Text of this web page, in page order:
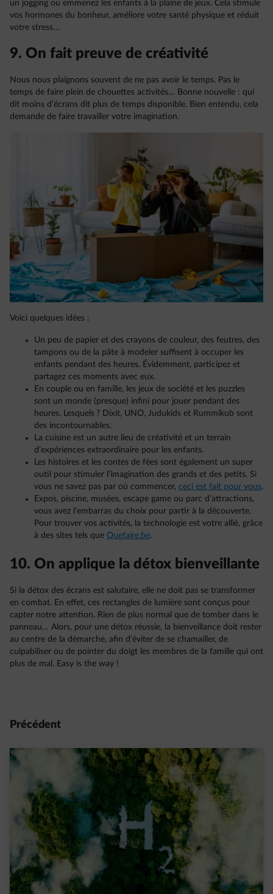
un jogging ou emmenez les enfants à la plaine de jeux. Cela stimule
vos hormones du bonheur, améliore votre santé physique et réduit
votre stress…
9. On fait preuve de créativité
Nous nous plaignons souvent de ne pas avoir le temps. Pas le
temps de faire plein de chouettes activités… Bonne nouvelle : qui
dit moins d’écrans dit plus de temps disponible. Bien entendu, cela
demande de faire travailler votre imagination.
Voici quelques idées :
Un peu de papier et des crayons de couleur, des feutres, des
tampons ou de la pâte à modeler suffisent à occuper les
enfants pendant des heures. Évidemment, participez et
partagez ces moments avec eux.
En couple ou en famille, les jeux de société et les puzzles
sont un monde (presque) infini pour jouer pendant des
heures. Lesquels ? Dixit, UNO, Judukids et Rummikub sont
des incontournables.
La cuisine est un autre lieu de créativité et un terrain
d’expériences extraordinaire pour les enfants.
Les histoires et les contes de fées sont également un super
outil pour stimuler l’imagination des grands et des petits. Si
vous ne savez pas par où commencer, ceci est fait pour vous.
Expos, piscine, musées, escape game ou parc d’attractions,
vous avez l’embarras du choix pour partir à la découverte.
Pour trouver vos activités, la technologie est votre allié, grâce
à des sites tels que Quefaire.be.
10. On applique la détox bienveillante
Si la détox des écrans est salutaire, elle ne doit pas se transformer
en combat. En effet, ces rectangles de lumière sont conçus pour
capter notre attention. Rien de plus normal que de tomber dans le
panneau… Alors, pour une détox réussie, la bienveillance doit rester
au centre de la démarche, afin d’éviter de se chamailler, de
culpabiliser ou de pointer du doigt les membres de la famille qui ont
plus de mal. Easy is the way !
Précédent
03/03/2023 1 min. | Valentine S.
Hydrogène « vert » : 7 questions pour tout
comprendre